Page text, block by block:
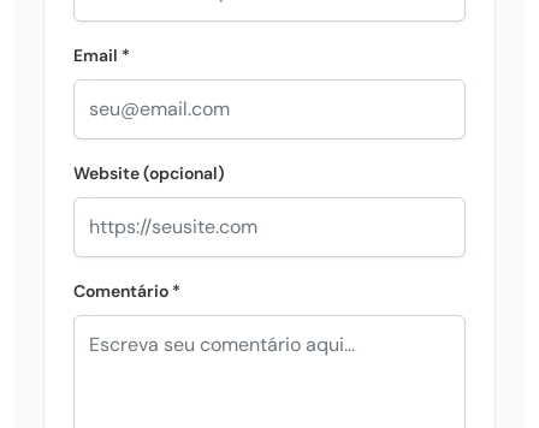
Email *
Website (opcional)
Comentário *